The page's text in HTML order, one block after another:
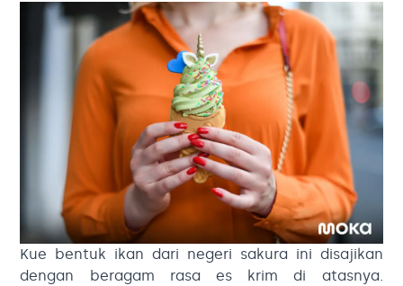
Kue bentuk ikan dari negeri sakura ini disajikan
dengan beragam rasa es krim di atasnya.